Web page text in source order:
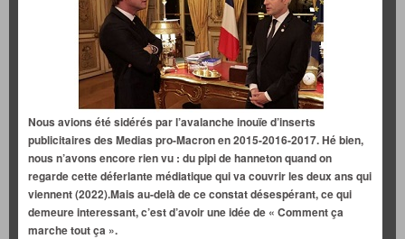
Nous avions été sidérés par l’avalanche inouïe d’inserts
publicitaires des Medias pro-Macron en 2015-2016-2017. Hé bien,
nous n’avons encore rien vu : du pipi de hanneton quand on
regarde cette déferlante médiatique qui va couvrir les deux ans qui
viennent (2022).Mais au-delà de ce constat désespérant, ce qui
demeure interessant, c’est d’avoir une idée de « Comment ça
marche tout ça ».